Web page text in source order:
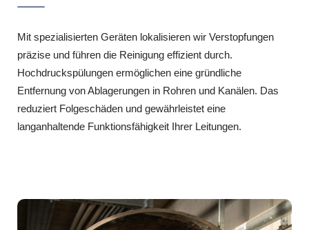
Mit spezialisierten Geräten lokalisieren wir Verstopfungen
präzise und führen die Reinigung effizient durch.
Hochdruckspülungen ermöglichen eine gründliche
Entfernung von Ablagerungen in Rohren und Kanälen. Das
reduziert Folgeschäden und gewährleistet eine
langanhaltende Funktionsfähigkeit Ihrer Leitungen.